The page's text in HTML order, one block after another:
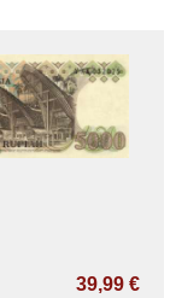
39,99 €